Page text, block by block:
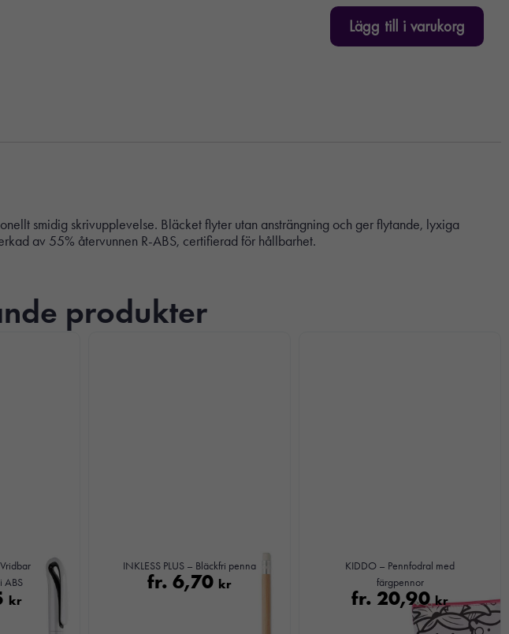
Lägg till i varukorg
smidig skrivupplevelse. Bläcket flyter utan ansträngning och ger flytande, lyxiga
av 55% återvunnen R-ABS, certifierad för hållbarhet.
produkter
ABS
kr
INKLESS PLUS – Bläckfri penna
fr.6,70 kr
KIDDO – Pennfodral med
färgpennor
fr. 20,90kr
kunna
förbättra
hemsidans
funktionalitet